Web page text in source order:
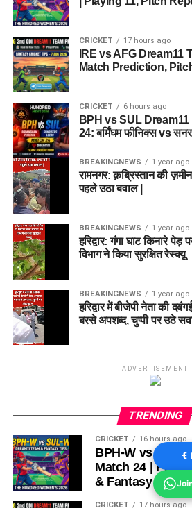
CRICKET 17 hours ago
IRE vs AFG Dream11
Match Prediction,
CRICKET 6 hours ago
BPH vs SUL
24: बर्मिंघम फीनिक्स vs
BREAKINGNEWS 1 year ago
रामनगर: क़ब्रिस्तान की
पहले उठा बवाल |
BREAKINGNEWS 1 year ago
हरिद्वार: गंगा घाट किनारे
विभाग ने किया सुरक्षित रेस्क्यू
BREAKINGNEWS 1 year ago
हरिद्वार में बीजेपी नेता की
बरसे अपशब्द, चुप्पी पर उठे
ADVERTISEMENT
TRENDING
CRICKET 16 hours ago
BPH-W vs SUL-
Match 24 |
& Fantasy Tips
CRICKET 17 hours ago